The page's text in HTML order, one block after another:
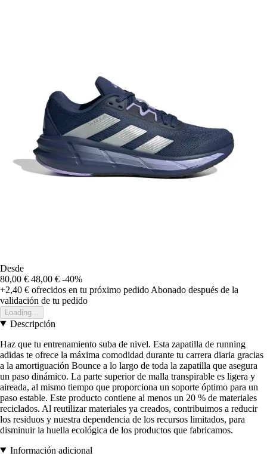
Desde
80,00 € 48,00 € -40%
+2,40 € ofrecidos en tu próximo pedido Abonado después de la
validación de tu pedido
Loading...
Descripción
Haz que tu entrenamiento suba de nivel. Esta zapatilla de running
adidas te ofrece la máxima comodidad durante tu carrera diaria gracias
a la amortiguación Bounce a lo largo de toda la zapatilla que asegura
un paso dinámico. La parte superior de malla transpirable es ligera y
aireada, al mismo tiempo que proporciona un soporte óptimo para un
paso estable. Este producto contiene al menos un 20 % de materiales
reciclados. Al reutilizar materiales ya creados, contribuimos a reducir
los residuos y nuestra dependencia de los recursos limitados, para
disminuir la huella ecológica de los productos que fabricamos.
Información adicional